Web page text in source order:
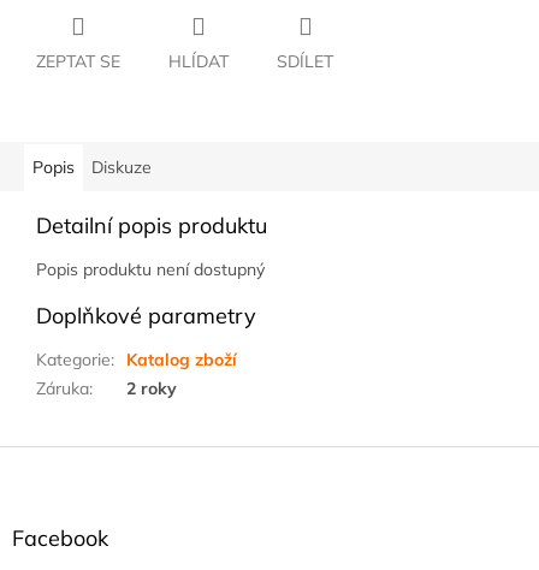
ZEPTAT SE HLÍDAT SDÍLET
Popis Diskuze
Detailní popis produktu
Popis produktu není dostupný
Doplňkové parametry
Kategorie:
Katalog zboží
Záruka: 2 roky
Facebook